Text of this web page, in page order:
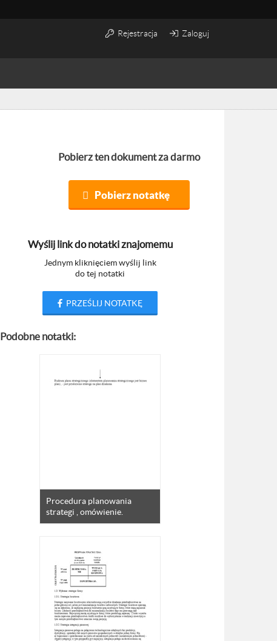
Rejestracja Zaloguj
Pobierz ten dokument za darmo
Pobierz notatkę
Wyślij link do notatki znajomemu
Jednym kliknięciem wyślij link
do tej notatki
PRZEŚLIJ NOTATKĘ
Podobne notatki:
Procedura planowania
strategi , omówienie.